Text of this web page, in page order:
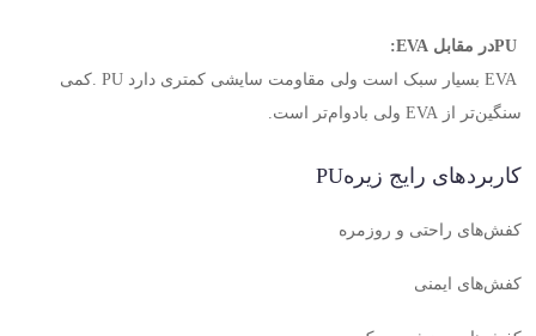
PUدر مقابل EVA
:
EVA بسیار سبک است ولی مقاومت سایشی کمتری دارد . PUکمی
سنگین‌تر از EVA ولی بادوام‌تر است.
کاربردهای رایج زیرهPU
کفش‌های راحتی و روزمره
کفش‌های ایمنی